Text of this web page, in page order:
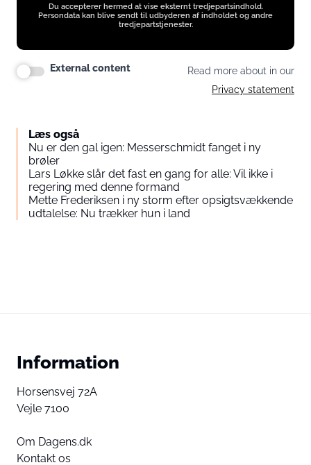
Du accepterer hermed at vise eksternt tredjepartsindhold.
Persondata kan blive sendt til udbyderen af indholdet og andre
tredjepartstjenester.
External content
Read more about in our
Privacy statement
Læs også
Nu er den gal igen: Messerschmidt fanget i ny
brøler
Lars Løkke slår det fast en gang for alle: Vil ikke i
regering med denne formand
Mette Frederiksen i ny storm efter opsigtsvækkende
udtalelse: Nu trækker hun i land
Information
Horsensvej 72A
Vejle 7100
Om Dagens.dk
Kontakt os